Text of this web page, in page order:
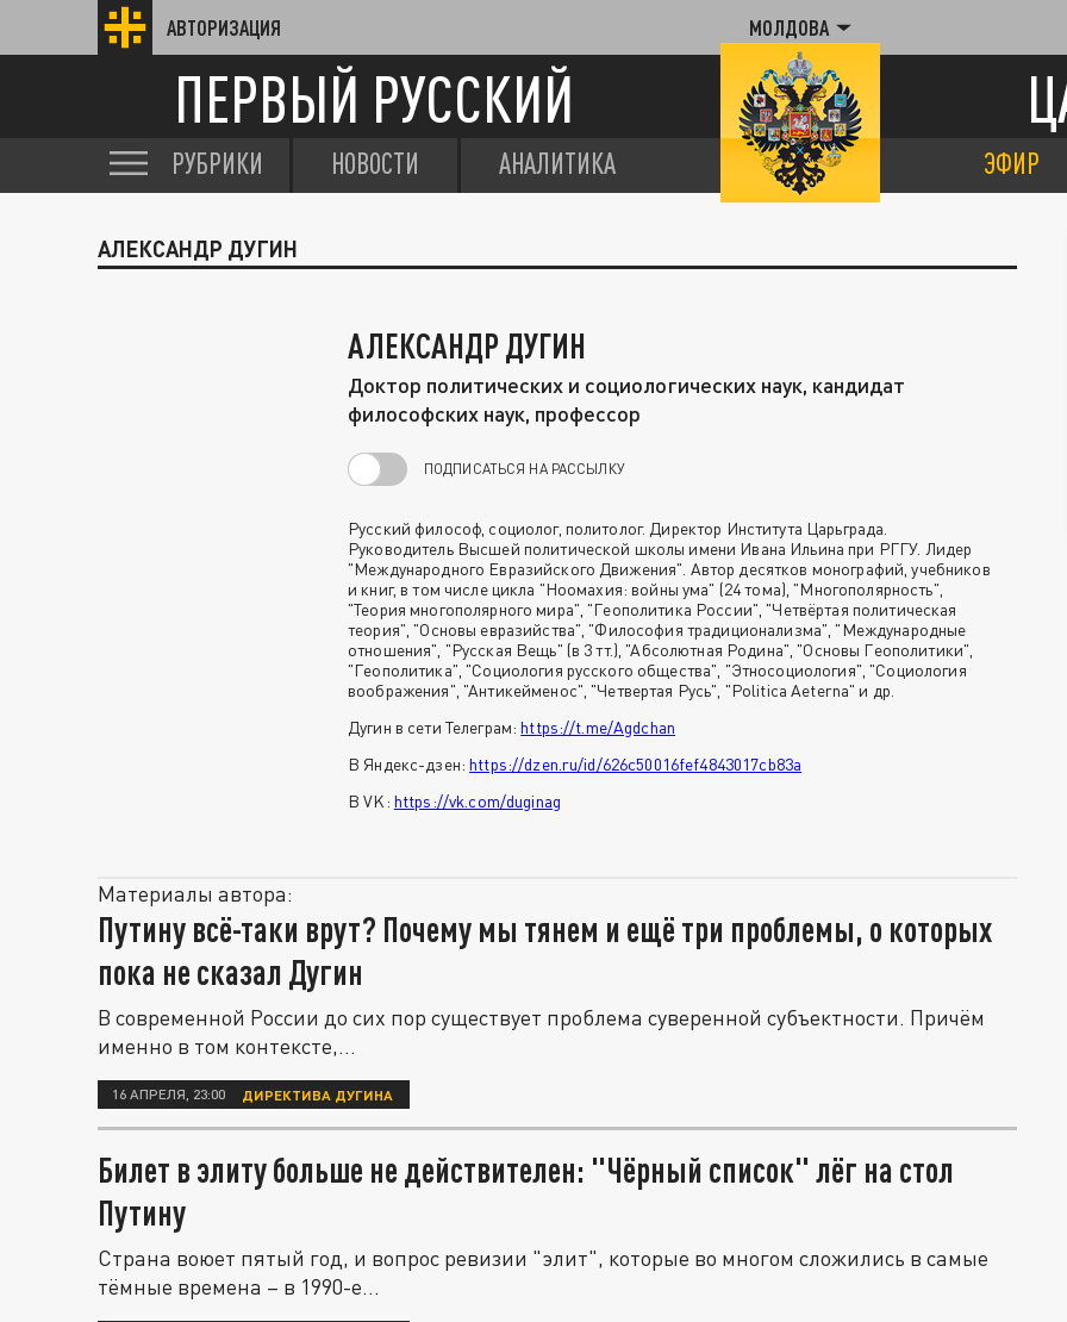
АВТОРИЗАЦИЯ МОЛДОВА
ПЕРВЫЙ РУССКИЙ
РУБРИКИ НОВОСТИ АНАЛИТИКА ЭФИР
АЛЕКСАНДР ДУГИН
АЛЕКСАНДР ДУГИН
Доктор политических и социологических наук, кандидат
философских наук, профессор
ПОДПИСАТЬСЯ НА РАССЫЛКУ
Русский философ, социолог, политолог. Директор Института Царьграда.
Руководитель Высшей политической школы имени Ивана Ильина при РГГУ. Лидер
"Международного Евразийского Движения". Автор десятков монографий, учебников
и книг, в том числе цикла "Ноомахия: войны ума" (24 тома), "Многополярность",
"Теория многополярного мира", "Геополитика России", "Четвёртая политическая
теория", "Основы евразийства", "Философия традиционализма", "Международные
отношения", "Русская Вещь" (в 3 тт.), "Абсолютная Родина", "Основы Геополитики",
"Геополитика", "Социология русского общества", "Этносоциология", "Социология
воображения", "Антикейменос", "Четвертая Русь", "Politica Aeterna" и др.
Дугин в сети Телеграм:https://t.me/Agdchan
В Яндекс-дзен:https://dzen.ru/id/626c50016fef4843017cb83a
В VK: https://vk.com/duginag
Материалы автора:
Путину всё-таки врут? Почему мы тянем и ещё три проблемы, о которых
пока не сказал Дугин
В современной России до сих пор существует проблема суверенной субъектности. Причём
именно в том контексте,...
16 АПРЕЛЯ, 23:00 ДИРЕКТИВА ДУГИНА
Билет в элиту больше не действителен: "Чёрный список" лёг на стол
Путину
Страна воюет пятый год, и вопрос ревизии "элит", которые во многом сложились в самые
тёмные времена – в 1990-е...